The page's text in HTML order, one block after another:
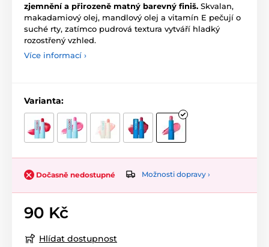
zjemnění a přirozeně matný barevný finiš. Skvalan,
makadamiový olej, mandlový olej a vitamín E pečují o
suché rty, zatímco pudrová textura vytváří hladký
rozostřený vzhled.
Více informací ›
Varianta:
Dočasně nedostupné Možnosti dopravy ›
90 Kč
Hlídat dostupnost